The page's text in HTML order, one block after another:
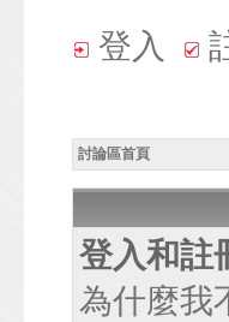
登入
討論區首頁
登入和註
為什麼我